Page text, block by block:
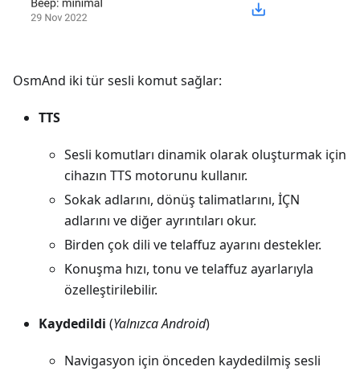
OsmAnd iki tür sesli komut sağlar:
TTS
Sesli komutları dinamik olarak oluşturmak için
cihazın TTS motorunu kullanır.
Sokak adlarını, dönüş talimatlarını, İÇN
adlarını ve diğer ayrıntıları okur.
Birden çok dili ve telaffuz ayarını destekler.
Konuşma hızı, tonu ve telaffuz ayarlarıyla
özelleştirilebilir.
Kaydedildi (Yalnızca Android)
Navigasyon için önceden kaydedilmiş sesli